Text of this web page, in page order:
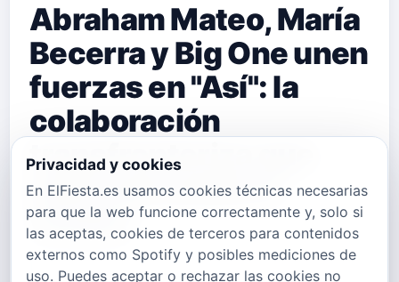
Abraham Mateo, María
Becerra y Big One unen
fuerzas en "Así": la
colaboración
transfronteriza que
está marcando el
verano
El gaditano Abraham Mateo, la
Privacidad y cookies
En ElFiesta.es usamos cookies técnicas necesarias
para que la web funcione correctamente y, solo si
las aceptas, cookies de terceros para contenidos
externos como Spotify y posibles mediciones de
uso. Puedes aceptar o rechazar las cookies no